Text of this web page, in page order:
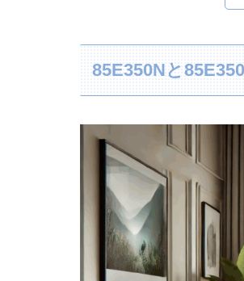
85E350Nと